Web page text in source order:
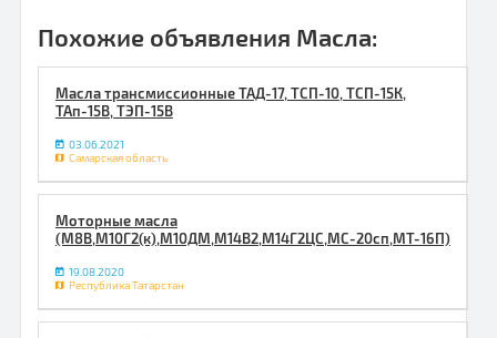
Похожие объявления Масла:
Масла трансмиссионные ТАД-17, ТСП-10, ТСП-15К,
ТАп-15В, ТЭП-15В
03.06.2021
Самарская область
Моторные масла
(М8В,М10Г2(к),М10ДМ,М14В2,М14Г2ЦС,МС-20сп,МТ-16П)
19.08.2020
Республика Татарстан